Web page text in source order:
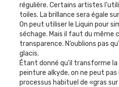
régulière. Certains artistes
toiles. La brillance sera égale
On peut utiliser le Liquin pour
séchage. Mais il faut du même
transparence. N’oublions pas
glacis.
Étant donné qu’il transforme la
peinture alkyde, on ne peut pas
processus habituel de «gras sur